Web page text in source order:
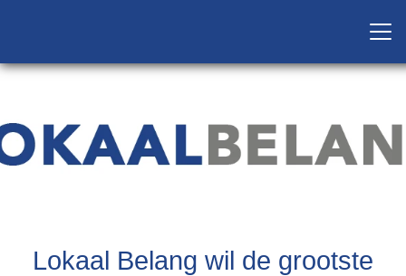
Lokaal Belang wil de grootste